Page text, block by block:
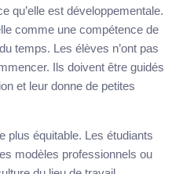
qu’elle est développementale.
comme une compétence de
temps. Les élèves n’ont pas
Ils doivent être guidés
et leur donne de petites
plus équitable. Les étudiants
modèles professionnels ou